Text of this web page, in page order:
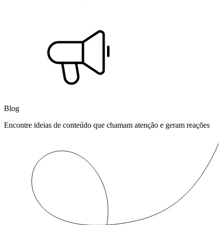
Blog
Encontre ideias de conteúdo que chamam atenção e geram reações